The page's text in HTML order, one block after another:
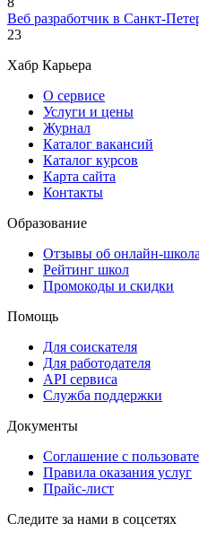
Веб разработчик в Санкт-
23
Хабр Карьера
О сервисе
Услуги и цены
Журнал
Каталог вакансий
Каталог курсов
Карта сайта
Контакты
Образование
Отзывы об онлайн-
Рейтинг школ
Промокоды и скидки
Помощь
Для соискателя
Для работодателя
API сервиса
Служба поддержки
Документы
Соглашение с
Правила оказания услуг
Прайс-лист
Следите за нами в соцсетях